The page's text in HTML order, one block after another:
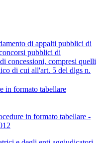
di appalti pubblici di
pubblici di
concessioni, compresi quelli
di cui all'art. 5 del dlgs n.
in formato tabellare
in formato tabellare -